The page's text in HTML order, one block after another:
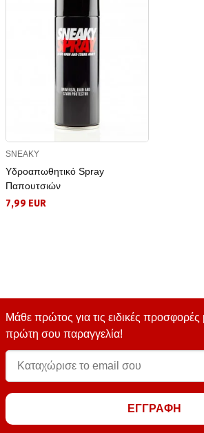
SNEAKY
Υδροαπωθητικό Spray
Παπουτσιών
7,99 EUR
Μάθε πρώτος για τις ειδικές προσφορές
πρώτη σου παραγγελία!
ΕΓΓΡΑΦΗ